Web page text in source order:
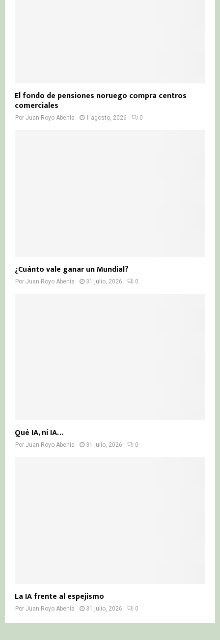
El fondo de pensiones noruego compra centros
comerciales
Por Juan Royo Abenia 1 agosto, 2026 0
¿Cuánto vale ganar un Mundial?
Por Juan Royo Abenia 31 julio, 2026 0
Qué IA, ni IA…
Por Juan Royo Abenia 31 julio, 2026 0
La IA frente al espejismo
Por Juan Royo Abenia 31 julio, 2026 0